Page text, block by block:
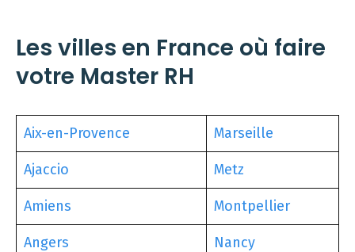
Les villes en France où faire
votre Master RH
Aix-en-Provence Marseille
Ajaccio Metz
Amiens Montpellier
Angers Nancy